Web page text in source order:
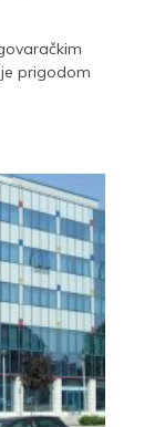
prigodom